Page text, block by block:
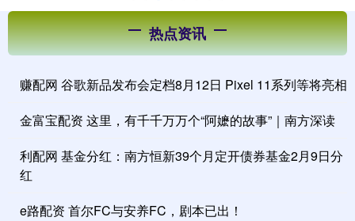
热点资讯
赚配网 谷歌新品发布会定档8月12日 Pixel 11系列等将亮相
金富宝配资 这里，有千千万万个“阿嬷的故事”｜南方深读
利配网 基金分红：南方恒新39个月定开债券基金2月9日分
红
e路配资 首尔FC与安养FC，剧本已出！